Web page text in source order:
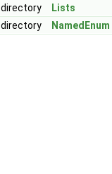
directory
Lists
directory
NamedEnum